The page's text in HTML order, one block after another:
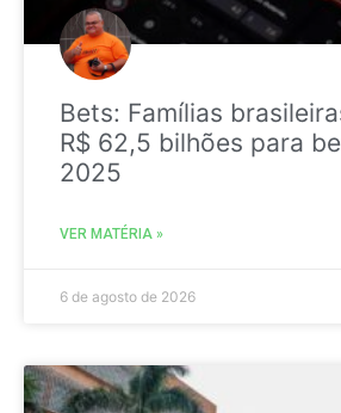
Bets: Famílias
R$ 62,5 bilhões para
2025
VER MATÉRIA »
6 de agosto de 2026